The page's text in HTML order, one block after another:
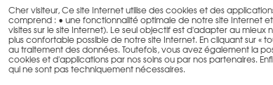
Cher visiteur, Ce site Internet utilise des cookies et des
comprend : • une fonctionnalité optimale de notre site Internet
visites sur le site Internet). Le seul objectif est d'adapter au
plus confortable possible de notre site Internet. En cliquant sur «
au traitement des données. Toutefois, vous avez également la
cookies et d'applications par nos soins ou par nos partenaires.
qui ne sont pas techniquement nécessaires.